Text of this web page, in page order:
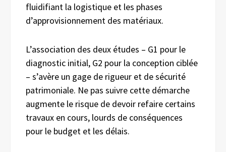
fluidifiant la logistique et les phases
d’approvisionnement des matériaux.
L’association des deux études – G1 pour le
diagnostic initial, G2 pour la conception ciblée
– s’avère un gage de rigueur et de sécurité
patrimoniale. Ne pas suivre cette démarche
augmente le risque de devoir refaire certains
travaux en cours, lourds de conséquences
pour le budget et les délais.